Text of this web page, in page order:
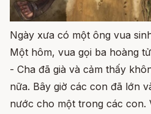
Ngày xưa có một ông vua
Một hôm, vua gọi ba hoàng
- Cha đã già và cảm thấy
nữa. Bây giờ các con đã lớn
nước cho một trong các con.